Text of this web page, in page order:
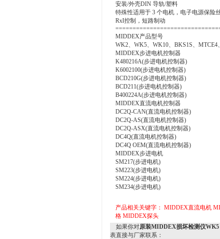
安装/外壳DIN 导轨/塑料
特殊性适用于 3 个电机，电子电源保险
RxI控制，短路制动
MIDDEX产品型号
WK2、WK5、WK10、BKS1S、MTCE4
MIDDEX步进电机控制器
K480216A(步进电机控制器)
K6002100(步进电机控制器)
BCD210G(步进电机控制器)
BCD211(步进电机控制器)
B400224A(步进电机控制器)
MIDDEX直流电机控制器
DC2Q-CAN(直流电机控制器)
DC2Q-AS(直流电机控制器)
DC2Q-ASX(直流电机控制器)
DC4Q(直流电机控制器)
DC4Q OEM(直流电机控制器)
MIDDEX步进电机
SM217(步进电机)
SM223(步进电机)
SM224(步进电机)
SM234(步进电机)
产品相关关键字： MIDDEX直流电机
格 MIDDEX探头
如果你对原装MIDDEX损坏检测仪
表直接与厂家联系：